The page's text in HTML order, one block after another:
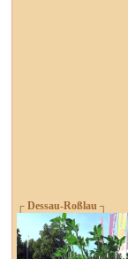
┌ Dessau-Roßlau ┐